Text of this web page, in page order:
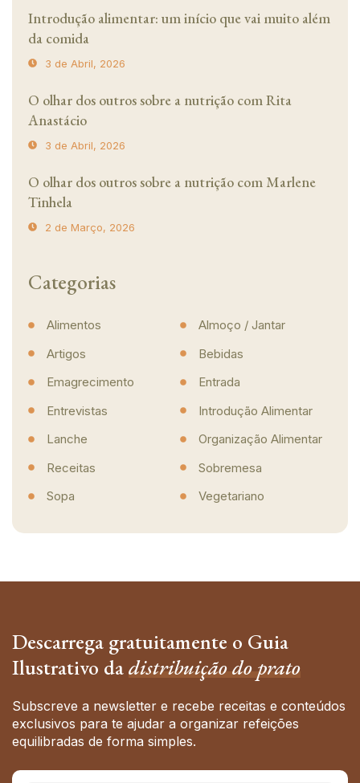
Introdução alimentar: um início que vai muito além
da comida
3 de Abril, 2026
O olhar dos outros sobre a nutrição com Rita
Anastácio
3 de Abril, 2026
O olhar dos outros sobre a nutrição com Marlene
Tinhela
2 de Março, 2026
Categorias
Alimentos
Almoço / Jantar
Artigos
Bebidas
Emagrecimento
Entrada
Entrevistas
Introdução Alimentar
Lanche
Organização Alimentar
Receitas
Sobremesa
Sopa
Vegetariano
Descarrega gratuitamente o Guia
Ilustrativo dadistribuição do prato
Subscreve a newsletter e recebe receitas e conteúdos
exclusivos para te ajudar a organizar refeições
equilibradas de forma simples.